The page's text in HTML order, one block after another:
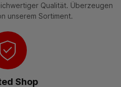
Qualität. Überzeugen
unserem Sortiment.
Shop